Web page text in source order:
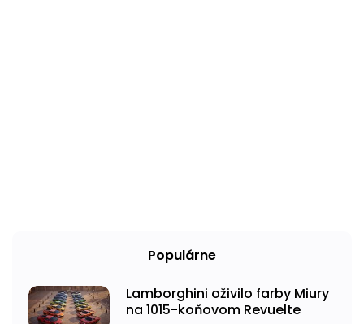
Populárne
Lamborghini oživilo farby Miury
na 1015-koňovom Revuelte